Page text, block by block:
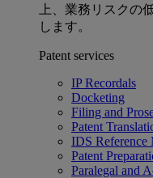
上、業務リスクの
します。
Patent services
IP Recordals
Docketing
Filing and
Patent
IDS Reference
Patent
Paralegal and